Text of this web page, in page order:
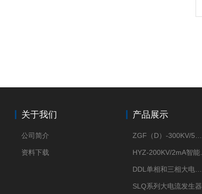
关于我们
公司简介
资料下载
产品展示
SLQ系列大电流发生器